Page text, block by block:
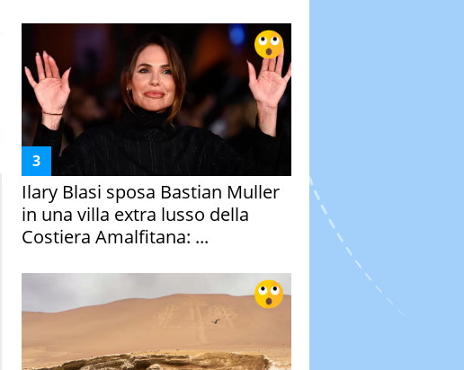
Ilary Blasi sposa Bastian Muller
in una villa extra lusso della
Costiera Amalfitana: ...